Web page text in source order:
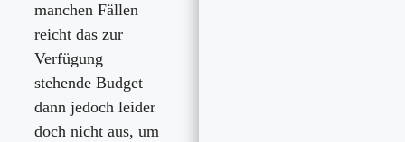
manchen Fällen
reicht das zur
Verfügung
stehende Budget
dann jedoch leider
doch nicht aus, um